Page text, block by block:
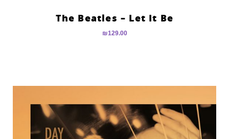
The Beatles – Let It Be
₪129.00